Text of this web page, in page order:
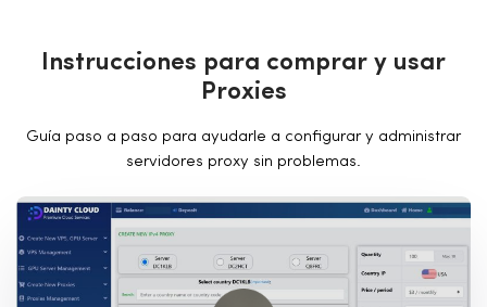
Instrucciones para comprar y usar
Proxies
Guía paso a paso para ayudarle a configurar y administrar
servidores proxy sin problemas.